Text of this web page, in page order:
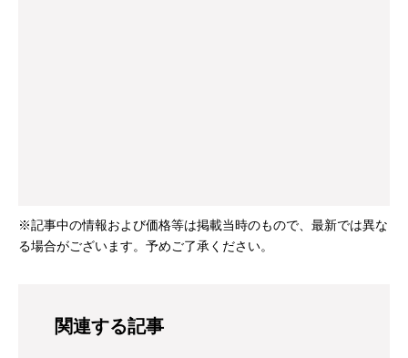
※記事中の情報および価格等は掲載当時のもので、最新では異な
る場合がございます。予めご了承ください。
関連する記事